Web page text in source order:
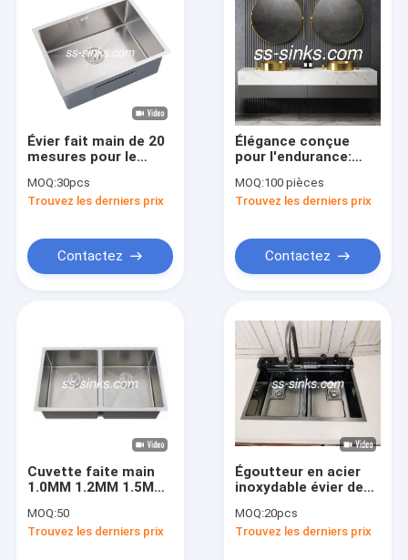
Maison
Produits
Au sujet de nous
Visite d'usine
Contrôle de qualité
VR
Évier simple de cuvette d'acier inoxydable
Double évier de cuvette d'acier inoxydable
Évier de cuisine de Topmount
Évier fait main de 20
mesures pour le
preuve d'Undermount
de cuvette de cuisine
MOQ:30pcs
Trouvez les derniers prix
Contactez
Élégance conçue
pour l'endurance:
acier inoxydable
3mm 304
MOQ:100 pièces
Trouvez les derniers prix
Contactez
Cuvette faite main
1.0MM 1.2MM 1.5MM
la série 304 de nano
double
MOQ:50
Trouvez les derniers prix
Égoutteur en acier
inoxydable évier de
compartiments pour
une efficacité de
MOQ:20pcs
Trouvez les derniers prix